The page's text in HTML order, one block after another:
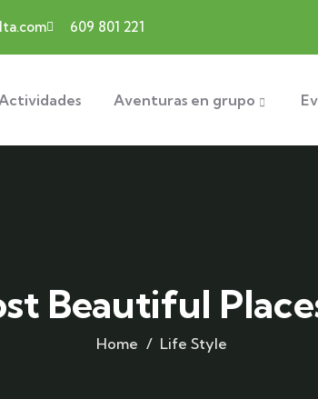
609 801 221
Aventuras en grupo
Beautiful
Home Life Style